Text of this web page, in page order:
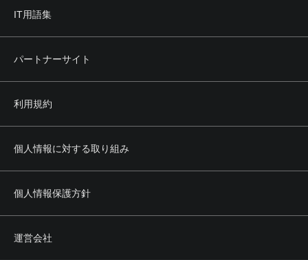
IT用語集
パートナーサイト
利用規約
個人情報に対する取り組み
個人情報保護方針
運営会社